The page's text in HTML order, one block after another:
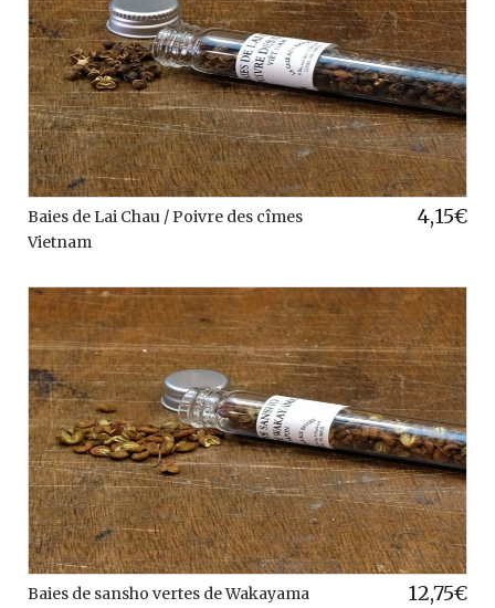
Baies de Lai Chau / Poivre des cîmes
Vietnam
4,15€
Baies de sansho vertes de Wakayama
12,75€